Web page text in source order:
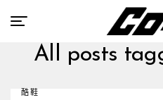
All posts
酷鞋